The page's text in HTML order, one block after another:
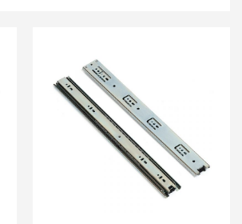
товаров
материалы”